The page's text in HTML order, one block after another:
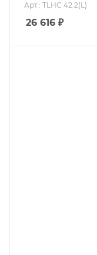
Арт.: TLHC 42.2(L)
26 616 ₽